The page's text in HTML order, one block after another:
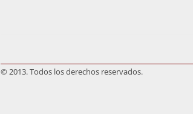
© 2013. Todos los derechos reservados.